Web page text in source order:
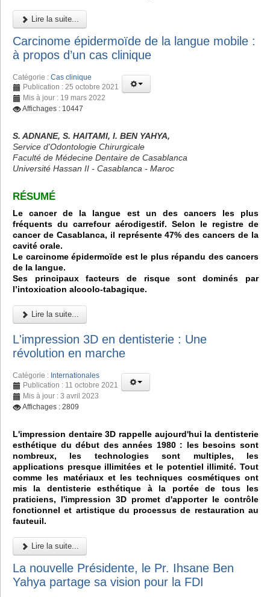
Lire la suite...
Carcinome épidermoïde de la langue mobile :
à propos d’un cas clinique
Catégorie : Cas clinique
Publication : 25 octobre 2021
Mis à jour : 19 mars 2022
Affichages : 10447
S. ADNANE, S. HAITAMI, I. BEN YAHYA,
Service d'Odontologie Chirurgicale
Faculté de Médecine Dentaire de Casablanca
Université Hassan II - Casablanca - Maroc
RÉSUMÉ
Le cancer de la langue est un des cancers les plus
fréquents du carrefour aérodigestif. Selon le registre de
cancer de Casablanca, il représente 47% des cancers de la
cavité orale.
Le carcinome épidermoïde est le plus répandu des cancers
de la langue.
Ses principaux facteurs de risque sont dominés par
l’intoxication alcoolo-tabagique.
Lire la suite...
L'impression 3D en dentisterie : Une
révolution en marche
Catégorie : Internationales
Publication : 11 octobre 2021
Mis à jour : 3 avril 2023
Affichages : 2809
L'impression dentaire 3D rappelle aujourd'hui la dentisterie
esthétique du début des années 1980 : les besoins sont
nombreux, les technologies sont multiples, les
applications presque illimitées et le potentiel illimité. Tout
comme les matériaux et les techniques cosmétiques ont
mis la dentisterie esthétique à la portée de tous les
praticiens, l'impression 3D promet d'apporter le contrôle
fonctionnel et artistique du processus de restauration au
fauteuil.
Lire la suite...
La nouvelle Présidente, le Pr. Ihsane Ben
Yahya partage sa vision pour la FDI